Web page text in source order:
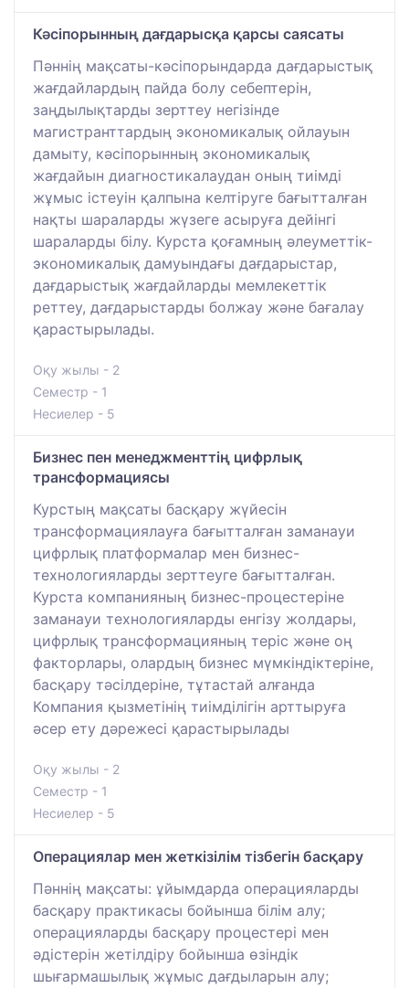
Кәсіпорынның дағдарысқа қарсы саясаты
Пәннің мақсаты-кәсіпорындарда дағдарыстық
жағдайлардың пайда болу себептерін,
заңдылықтарды зерттеу негізінде
магистранттардың экономикалық ойлауын
дамыту, кәсіпорынның экономикалық
жағдайын диагностикалаудан оның тиімді
жұмыс істеуін қалпына келтіруге бағытталған
нақты шараларды жүзеге асыруға дейінгі
шараларды білу. Курста қоғамның әлеуметтік-
экономикалық дамуындағы дағдарыстар,
дағдарыстық жағдайларды мемлекеттік
реттеу, дағдарыстарды болжау және бағалау
қарастырылады.
Оқу жылы - 2
Семестр - 1
Несиелер - 5
Бизнес пен менеджменттің цифрлық
трансформациясы
Курстың мақсаты басқару жүйесін
трансформациялауға бағытталған заманауи
цифрлық платформалар мен бизнес-
технологияларды зерттеуге бағытталған.
Курста компанияның бизнес-процестеріне
заманауи технологияларды енгізу жолдары,
цифрлық трансформацияның теріс және оң
факторлары, олардың бизнес мүмкіндіктеріне,
басқару тәсілдеріне, тұтастай алғанда
Компания қызметінің тиімділігін арттыруға
әсер ету дәрежесі қарастырылады
Оқу жылы - 2
Семестр - 1
Несиелер - 5
Операциялар мен жеткізілім тізбегін басқару
Пәннің мақсаты: ұйымдарда операцияларды
басқару практикасы бойынша білім алу;
операцияларды басқару процестері мен
әдістерін жетілдіру бойынша өзіндік
шығармашылық жұмыс дағдыларын алу;